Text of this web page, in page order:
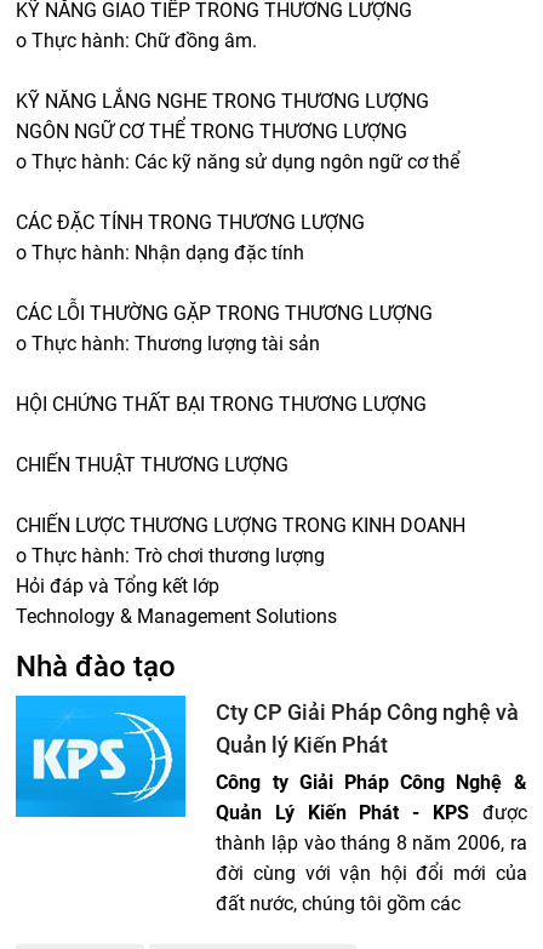
KỸ NĂNG GIAO TIẾP TRONG THƯƠNG LƯỢNG
o Thực hành: Chữ đồng âm.
KỸ NĂNG LẮNG NGHE TRONG THƯƠNG LƯỢNG
NGÔN NGỮ CƠ THỂ TRONG THƯƠNG LƯỢNG
o Thực hành: Các kỹ năng sử dụng ngôn ngữ cơ thể
CÁC ĐẶC TÍNH TRONG THƯƠNG LƯỢNG
o Thực hành: Nhận dạng đặc tính
CÁC LỖI THƯỜNG GẶP TRONG THƯƠNG LƯỢNG
o Thực hành: Thương lượng tài sản
HỘI CHỨNG THẤT BẠI TRONG THƯƠNG LƯỢNG
CHIẾN THUẬT THƯƠNG LƯỢNG
CHIẾN LƯỢC THƯƠNG LƯỢNG TRONG KINH DOANH
o Thực hành: Trò chơi thương lượng
Hỏi đáp và Tổng kết lớp
Technology & Management Solutions
Nhà đào tạo
Cty CP Giải Pháp Công nghệ và
Quản lý Kiến Phát
Công ty Giải Pháp Công Nghệ &
Quản Lý Kiến Phát - KPSđược
thành lập vào tháng 8 năm 2006, ra
đời cùng với vận hội đổi mới của
đất nước, chúng tôi gồm các